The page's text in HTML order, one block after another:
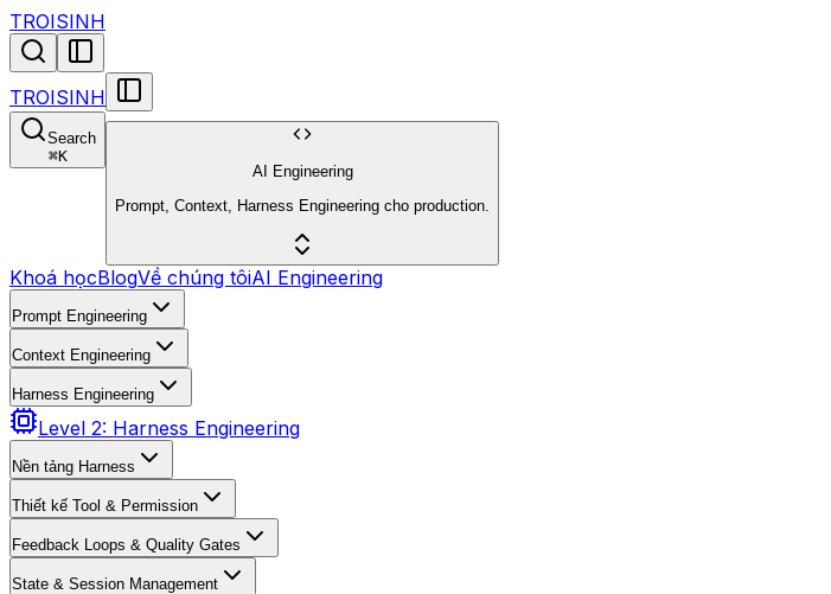
TROISINH
TROISINH
Search
⌘K
AI Engineering
Prompt, Context, Harness Engineering cho production.
Khoá họcBlogVề chúng tôiAI Engineering
Prompt Engineering
Context Engineering
Harness Engineering
Level 2: Harness Engineering
Nền tảng Harness
Thiết kế Tool & Permission
Feedback Loops & Quality Gates
State & Session Management